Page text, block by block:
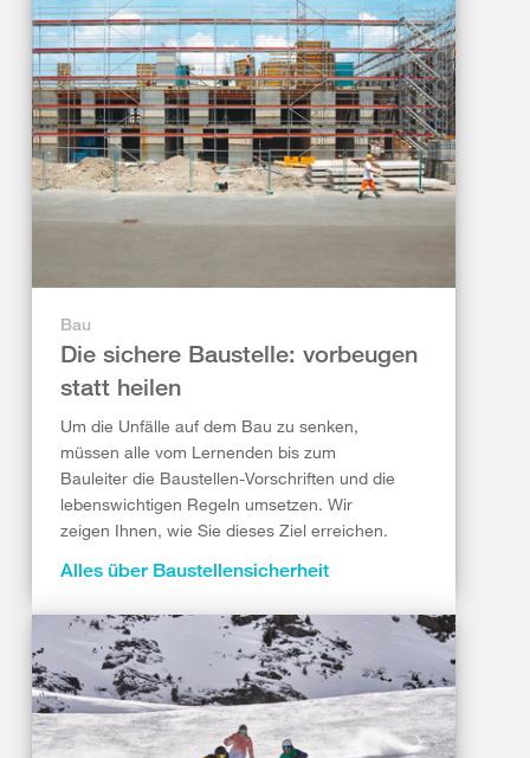
Bau
Die sichere Baustelle: vorbeugen
statt heilen
Um die Unfälle auf dem Bau zu senken,
müssen alle vom Lernenden bis zum
Bauleiter die Baustellen-Vorschriften und die
lebenswichtigen Regeln umsetzen. Wir
zeigen Ihnen, wie Sie dieses Ziel erreichen.
Alles über Baustellensicherheit